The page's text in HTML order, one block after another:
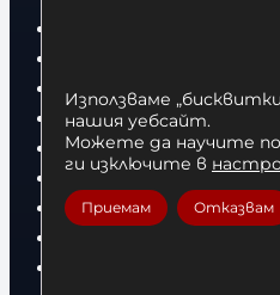
Боксови ръкавици
Дрехи
Детски дрехи
Суичъри
Фитнес оборудване
Използваме
нашия уебсайт.
Можете да научите
ги изключите в
Приемам Отказвам